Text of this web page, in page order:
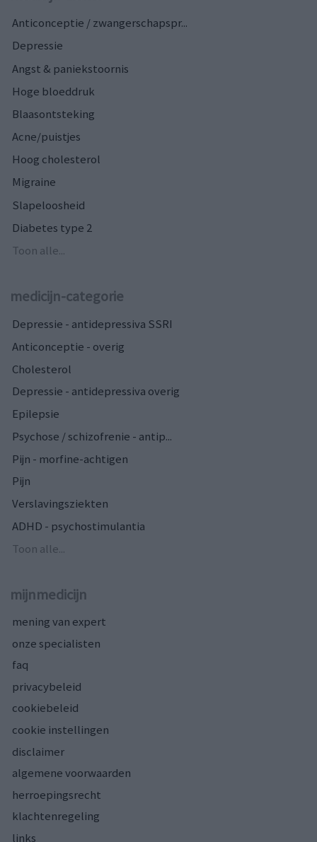
Anticonceptie / zwangerschapspr...
Depressie
Angst & paniekstoornis
Hoge bloeddruk
Blaasontsteking
Acne/puistjes
Hoog cholesterol
Migraine
Slapeloosheid
Diabetes type 2
Toon alle...
medicijn-categorie
Depressie - antidepressiva SSRI
Anticonceptie - overig
Cholesterol
Depressie - antidepressiva overig
Epilepsie
Psychose / schizofrenie - antip...
Pijn - morfine-achtigen
Pijn
Verslavingsziekten
ADHD - psychostimulantia
Toon alle...
mijnmedicijn
mening van expert
onze specialisten
faq
privacybeleid
cookiebeleid
cookie instellingen
disclaimer
algemene voorwaarden
herroepingsrecht
klachtenregeling
links